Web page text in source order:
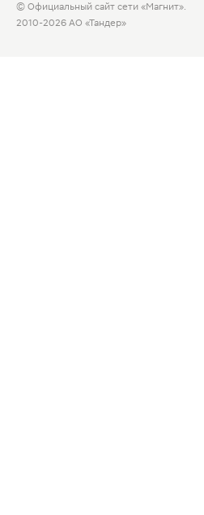
© Официальный сайт сети «Магнит».
2010-2026 АО «Тандер»